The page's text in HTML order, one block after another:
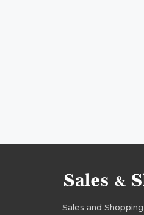
Sales and